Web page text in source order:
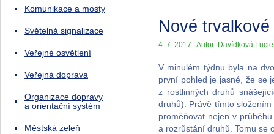
Nové
4. 7. 2017 | Autor: Davídková
V minulém týdnu byla na
první pohled je jasné, že se
z rostlinných druhů
druhů). Právě tímto
proměňovat nejen v
a rozrůstání druhů. Tomu se
Komunikace a mosty
Světelná signalizace
Veřejné osvětlení
Veřejná doprava
Organizace dopravy
a orientační systém
Městská zeleň